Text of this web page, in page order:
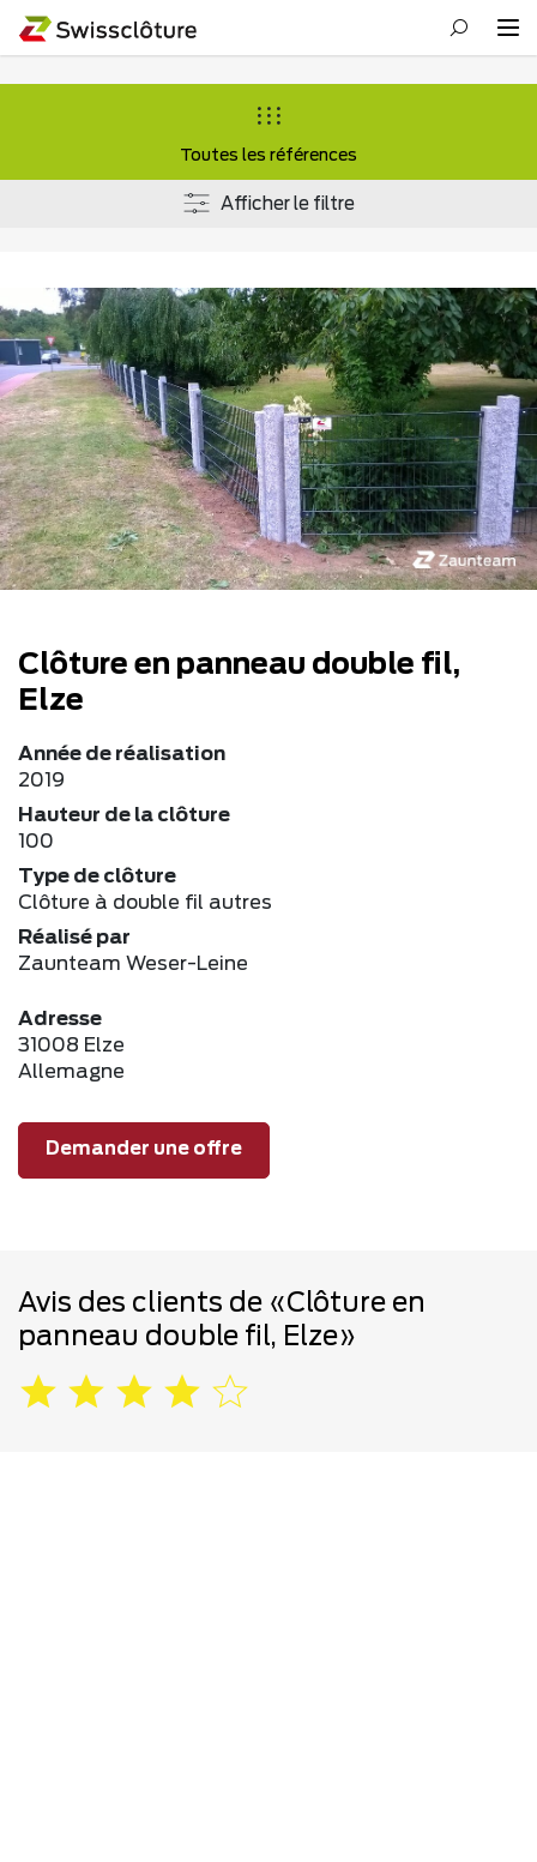
Toutes les références
Afficher le filtre
Clôture en panneau double fil,
Elze
Année de réalisation
2019
Hauteur de la clôture
100
Type de clôture
Clôture à double fil autres
Réalisé par
Zaunteam Weser-Leine
Adresse
31008 Elze
Allemagne
Demander une offre
Avis des clients de «Clôture en
panneau double fil, Elze»